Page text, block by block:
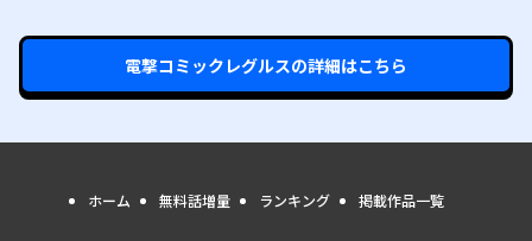
ンキング1位は謎の人～
の無自覚ざまぁ～
電撃コミックレグルスの詳細はこちら
ホーム 無料話増量 ランキング 掲載作品一覧